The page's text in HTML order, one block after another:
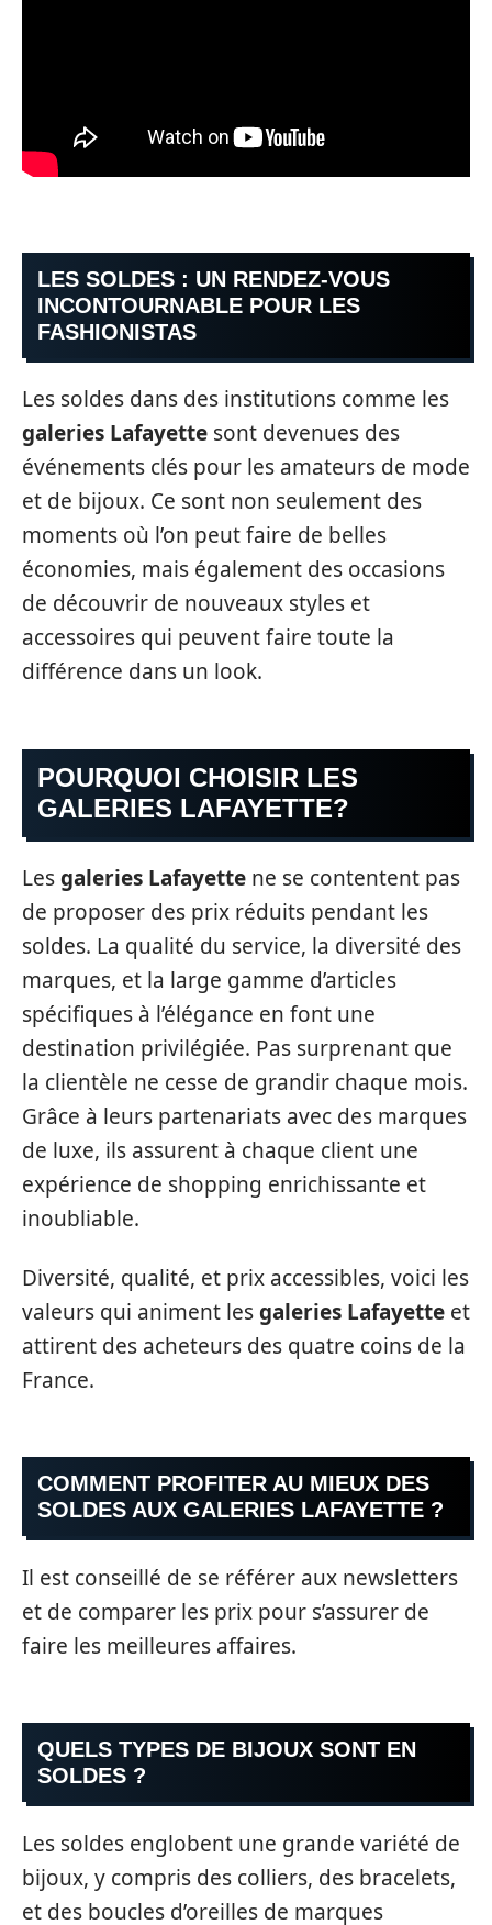
LES SOLDES : UN RENDEZ-VOUS
INCONTOURNABLE POUR LES
FASHIONISTAS
Les soldes dans des institutions comme les
galeries Lafayette sont devenues des
événements clés pour les amateurs de mode
et de bijoux. Ce sont non seulement des
moments où l’on peut faire de belles
économies, mais également des occasions
de découvrir de nouveaux styles et
accessoires qui peuvent faire toute la
différence dans un look.
POURQUOI CHOISIR LES
GALERIES LAFAYETTE?
Lesgaleries Lafayette ne se contentent pas
de proposer des prix réduits pendant les
soldes. La qualité du service, la diversité des
marques, et la large gamme d’articles
spécifiques à l’élégance en font une
destination privilégiée. Pas surprenant que
la clientèle ne cesse de grandir chaque mois.
Grâce à leurs partenariats avec des marques
de luxe, ils assurent à chaque client une
expérience de shopping enrichissante et
inoubliable.
Diversité, qualité, et prix accessibles, voici les
valeurs qui animent lesgaleries Lafayette et
attirent des acheteurs des quatre coins de la
France.
COMMENT PROFITER AU MIEUX DES
SOLDES AUX GALERIES LAFAYETTE ?
Il est conseillé de se référer aux newsletters
et de comparer les prix pour s’assurer de
faire les meilleures affaires.
QUELS TYPES DE BIJOUX SONT EN
SOLDES ?
Les soldes englobent une grande variété de
bijoux, y compris des colliers, des bracelets,
et des boucles d’oreilles de marques